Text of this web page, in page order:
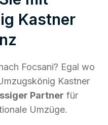
Kastner
Focsani? Egal wo
Kastner
Partner für
Umzüge.